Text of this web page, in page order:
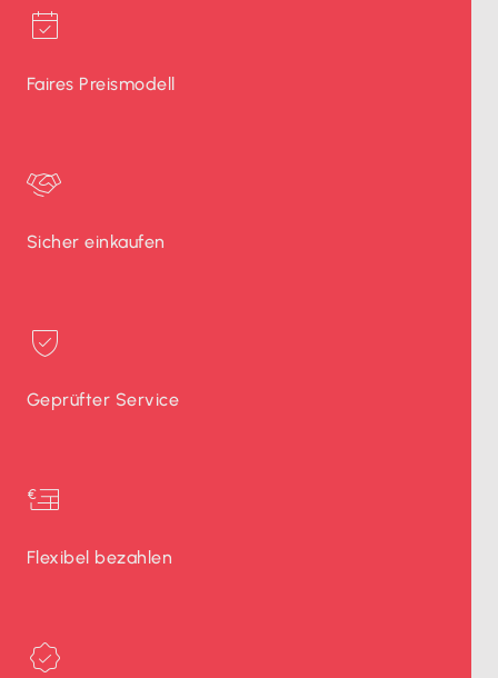
Faires Preismodell
Sicher einkaufen
Geprüfter Service
Flexibel bezahlen